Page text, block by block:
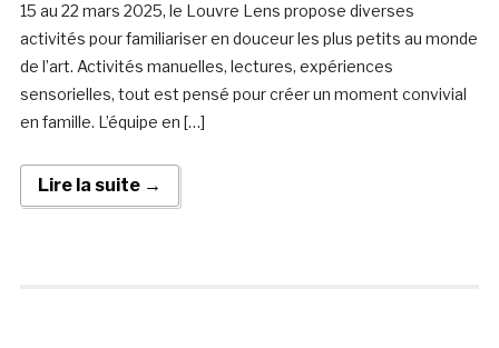
15 au 22 mars 2025, le Louvre Lens propose diverses
activités pour familiariser en douceur les plus petits au monde
de l’art. Activités manuelles, lectures, expériences
sensorielles, tout est pensé pour créer un moment convivial
en famille. L’équipe en […]
Lire la suite →